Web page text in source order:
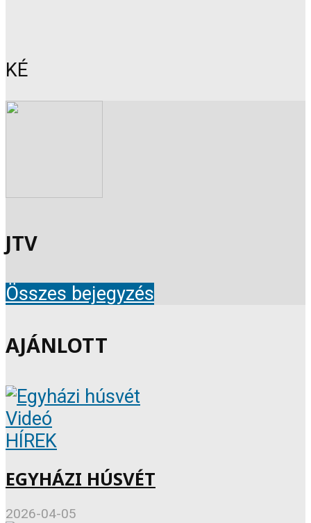
KÉ
JTV
Összes bejegyzés
AJÁNLOTT
Videó
HÍREK
EGYHÁZI HÚSVÉT
2026-04-05